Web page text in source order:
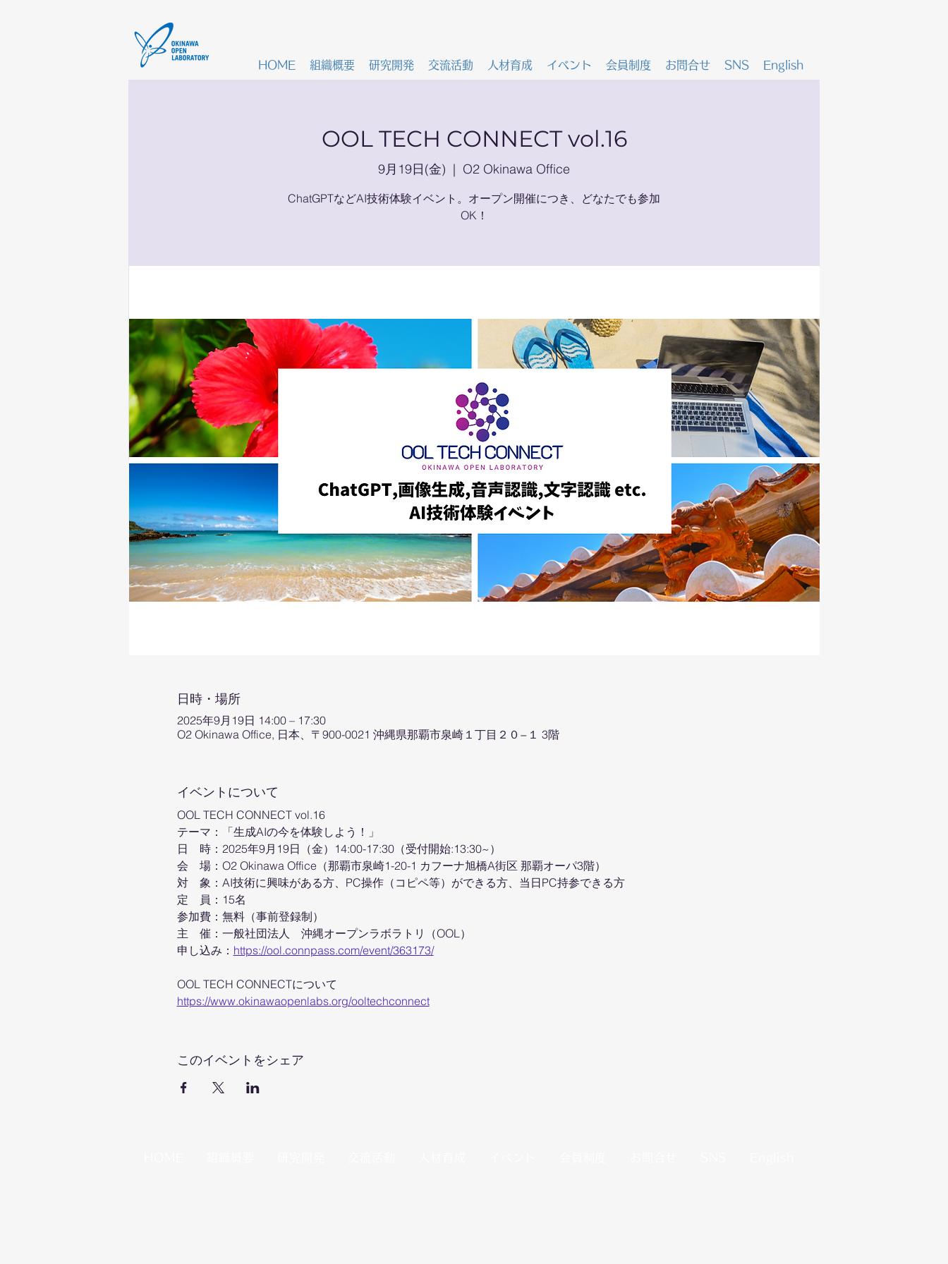
HOME 組織概要 研究開発 交流活動 人材育成 イベント 会員制度 お問合せ SNS English
OOL TECH CONNECT vol.16
9月19日(金)
  |
O2 Okinawa Office
ChatGPTなどAI技術体験イベント。オープン開催につき、どなたでも参加
OK！
日時・場所
2025年9月19日 14:00 – 17:30
O2 Okinawa Office, 日本、〒900-0021 沖縄県那覇市泉崎１丁目２０−１ 3階
イベントについて
OOL TECH CONNECT vol.16
​テーマ：「生成AIの今を体験しよう！」
日　時：2025年9月19日（金）14:00-17:30（受付開始:13:30~）
会　場：O2 Okinawa Office（那覇市泉崎1-20-1 カフーナ旭橋A街区 那覇オーパ3階）
対　象：AI技術に興味がある方、PC操作（コピペ等）ができる方、当日PC持参できる方
定　員：15名
参加費：無料（事前登録制）
主　催：一般社団法人　沖縄オープンラボラトリ（OOL）
申し込み： https://ool.connpass.com/event/363173/
OOL TECH CONNECTについて
https://www.okinawaopenlabs.org/ooltechconnect
このイベントをシェア